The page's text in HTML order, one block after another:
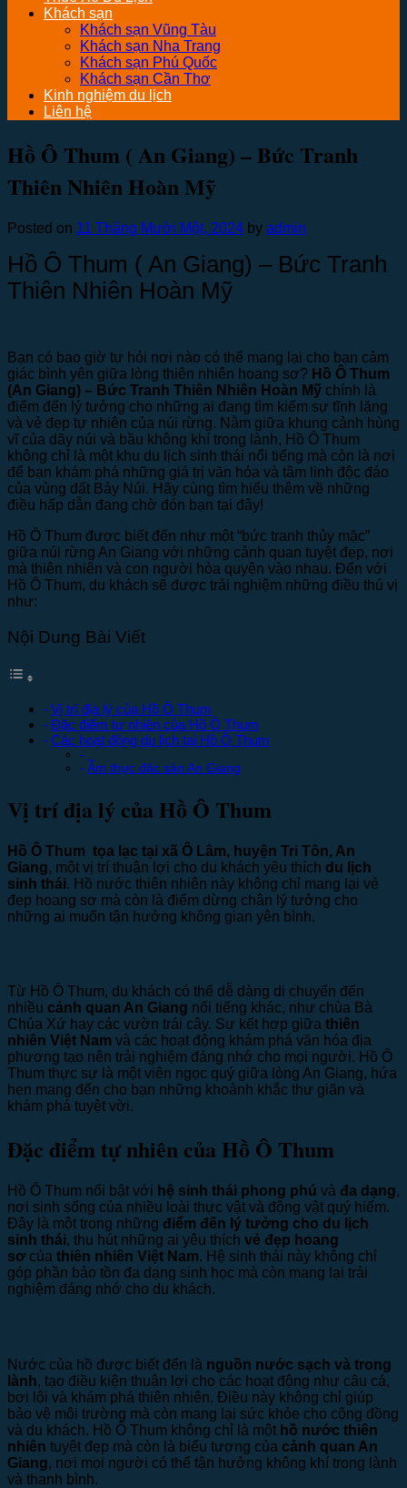
Khách sạn
Khách sạn Vũng Tàu
Khách sạn Nha Trang
Khách sạn Phú Quốc
Khách sạn Cần Thơ
Kinh nghiệm du lịch
Liên hệ
Hồ Ô Thum ( An Giang) – Bức Tranh
Thiên Nhiên Hoàn Mỹ
Posted on 11 Tháng Mười Một, 2024 by admin
Hồ Ô Thum ( An Giang) – Bức Tranh
Thiên Nhiên Hoàn Mỹ
Bạn có bao giờ tự hỏi nơi nào có thể mang lại cho bạn cảm
giác bình yên giữa lòng thiên nhiên hoang sơ? Hồ Ô Thum
(An Giang) – Bức Tranh Thiên Nhiên Hoàn Mỹ chính là
điểm đến lý tưởng cho những ai đang tìm kiếm sự tĩnh lặng
và vẻ đẹp tự nhiên của núi rừng. Nằm giữa khung cảnh hùng
vĩ của dãy núi và bầu không khí trong lành, Hồ Ô Thum
không chỉ là một khu du lịch sinh thái nổi tiếng mà còn là nơi
để bạn khám phá những giá trị văn hóa và tâm linh độc đáo
của vùng đất Bảy Núi. Hãy cùng tìm hiểu thêm về những
điều hấp dẫn đang chờ đón bạn tại đây!
Hồ Ô Thum được biết đến như một “bức tranh thủy mặc”
giữa núi rừng An Giang với những cảnh quan tuyệt đẹp, nơi
mà thiên nhiên và con người hòa quyện vào nhau. Đến với
Hồ Ô Thum, du khách sẽ được trải nghiệm những điều thú vị
như:
Nội Dung Bài Viết
Vị trí địa lý của Hồ Ô Thum
Đặc điểm tự nhiên của Hồ Ô Thum
Các hoạt động du lịch tại Hồ Ô Thum
Ẩm thực đặc sản An Giang
Vị trí địa lý của Hồ Ô Thum
Hồ Ô Thum tọa lạc tại xã Ô Lâm, huyện Tri Tôn, An
Giang, một vị trí thuận lợi cho du khách yêu thích du lịch
sinh thái. Hồ nước thiên nhiên này không chỉ mang lại vẻ
đẹp hoang sơ mà còn là điểm dừng chân lý tưởng cho
những ai muốn tận hưởng không gian yên bình.
Từ Hồ Ô Thum, du khách có thể dễ dàng di chuyển đến
nhiều cảnh quan An Giang nổi tiếng khác, như chùa Bà
Chúa Xứ hay các vườn trái cây. Sự kết hợp giữa thiên
nhiên Việt Nam và các hoạt động khám phá văn hóa địa
phương tạo nên trải nghiệm đáng nhớ cho mọi người. Hồ Ô
Thum thực sự là một viên ngọc quý giữa lòng An Giang, hứa
hẹn mang đến cho bạn những khoảnh khắc thư giãn và
khám phá tuyệt vời.
Đặc điểm tự nhiên của Hồ Ô Thum
Hồ Ô Thum nổi bật với hệ sinh thái phong phú và đa dạng,
nơi sinh sống của nhiều loài thực vật và động vật quý hiếm.
Đây là một trong những điểm đến lý tưởng cho du lịch
sinh thái, thu hút những ai yêu thích vẻ đẹp hoang
sơ của thiên nhiên Việt Nam. Hệ sinh thái này không chỉ
góp phần bảo tồn đa dạng sinh học mà còn mang lại trải
nghiệm đáng nhớ cho du khách.
Nước của hồ được biết đến là nguồn nước sạch và trong
lành, tạo điều kiện thuận lợi cho các hoạt động như câu cá,
bơi lội và khám phá thiên nhiên. Điều này không chỉ giúp
bảo vệ môi trường mà còn mang lại sức khỏe cho cộng đồng
và du khách. Hồ Ô Thum không chỉ là một hồ nước thiên
nhiên tuyệt đẹp mà còn là biểu tượng của cảnh quan An
Giang, nơi mọi người có thể tận hưởng không khí trong lành
và thanh bình.